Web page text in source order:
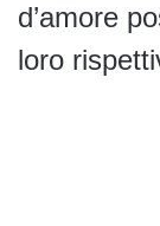
d’amore
loro